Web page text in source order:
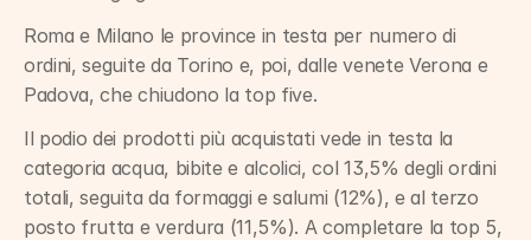
Roma e Milano le province in testa per numero di
ordini, seguite da Torino e, poi, dalle venete Verona e
Padova, che chiudono la top five.
Il podio dei prodotti più acquistati vede in testa la
categoria acqua, bibite e alcolici, col 13,5% degli ordini
totali, seguita da formaggi e salumi (12%), e al terzo
posto frutta e verdura (11,5%). A completare la top 5,